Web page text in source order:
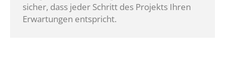
sicher, dass jeder Schritt des Projekts Ihren
Erwartungen entspricht.